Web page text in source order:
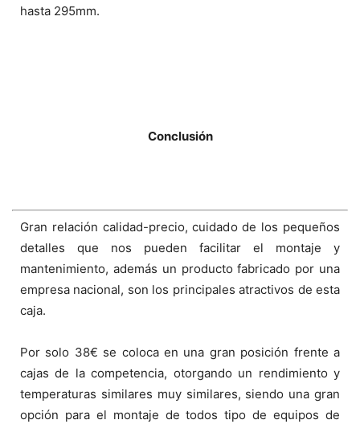
hasta 295mm.
Conclusión
Gran relación calidad-precio, cuidado de los pequeños
detalles que nos pueden facilitar el montaje y
mantenimiento, además un producto fabricado por una
empresa nacional, son los principales atractivos de esta
caja.
Por solo 38€ se coloca en una gran posición frente a
cajas de la competencia, otorgando un rendimiento y
temperaturas similares muy similares, siendo una gran
opción para el montaje de todos tipo de equipos de